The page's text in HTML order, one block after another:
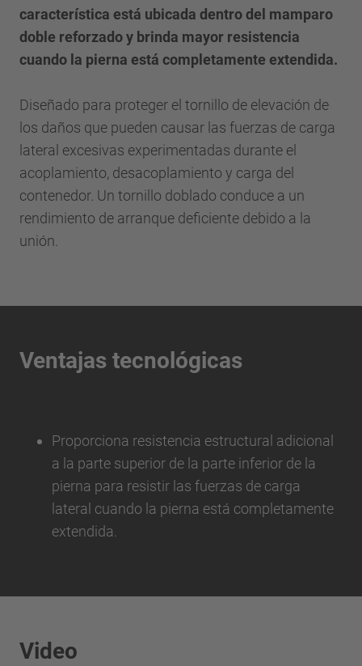
característica está ubicada dentro del mamparo
doble reforzado y brinda mayor resistencia
cuando la pierna está completamente extendida.
Diseñado para proteger el tornillo de elevación de
los daños que pueden causar las fuerzas de carga
lateral excesivas experimentadas durante el
acoplamiento, desacoplamiento y carga del
contenedor. Un tornillo doblado conduce a un
rendimiento de arranque deficiente debido a la
unión.
Ventajas tecnológicas
Proporciona resistencia estructural adicional
a la parte superior de la parte inferior de la
pierna para resistir las fuerzas de carga
lateral cuando la pierna está completamente
extendida.
Video